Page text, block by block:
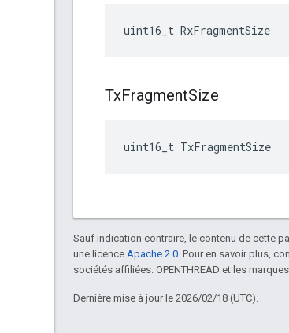
uint16_t RxFragmentSize
TxFragmentSize
uint16_t TxFragmentSize
Sauf indication contraire, le contenu de cette
une licence Apache 2.0. Pour en savoir plus,
sociétés affiliées. OPENTHREAD et les
Dernière mise à jour le 2026/02/18 (UTC).